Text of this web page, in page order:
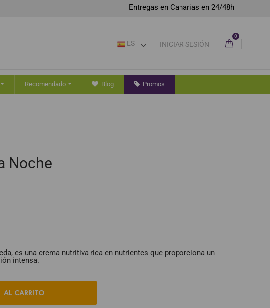
Entregas en Canarias en 24/48h
ES INICIAR SESIÓN
0
Recomendado Blog Promos
Noche
es una crema nutritiva rica en nutrientes que proporciona un
intensa.
AL CARRITO